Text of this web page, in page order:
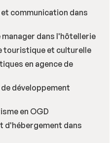
communication dans
dans l'hôtellerie
touristique et culturelle
en agence de
développement
en OGD
d'hébergement dans